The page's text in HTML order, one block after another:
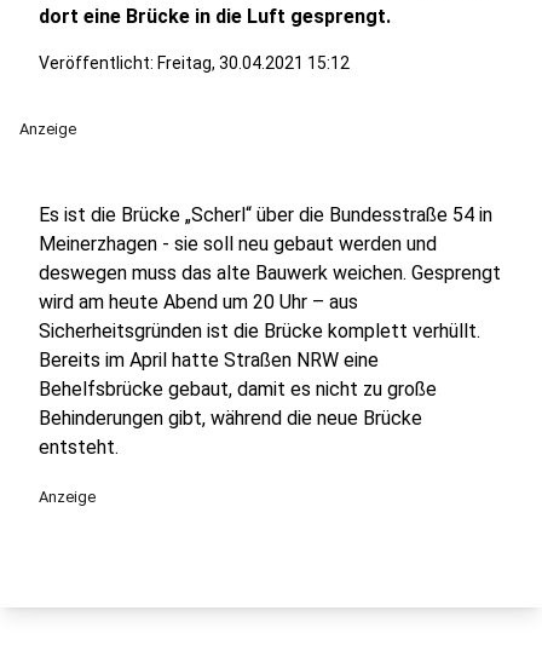
dort eine Brücke in die Luft gesprengt.
Veröffentlicht: Freitag, 30.04.2021 15:12
Anzeige
Es ist die Brücke „Scherl“ über die Bundesstraße 54 in
Meinerzhagen - sie soll neu gebaut werden und
deswegen muss das alte Bauwerk weichen. Gesprengt
wird am heute Abend um 20 Uhr – aus
Sicherheitsgründen ist die Brücke komplett verhüllt.
Bereits im April hatte Straßen NRW eine
Behelfsbrücke gebaut, damit es nicht zu große
Behinderungen gibt, während die neue Brücke
entsteht.
Anzeige